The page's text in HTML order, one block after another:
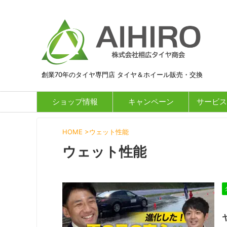
創業70年のタイヤ専門店 タイヤ＆ホイール販売・交換
ショップ情報 キャンペーン サービ
HOME >ウェット性能
ウェット性能